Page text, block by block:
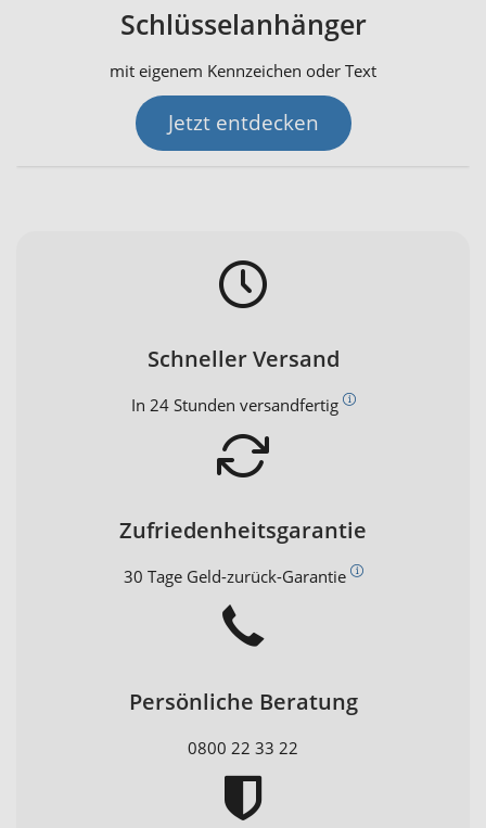
Schlüsselanhänger
mit eigenem Kennzeichen oder Text
Jetzt entdecken
Schneller Versand
In 24 Stunden versandfertig
Zufriedenheitsgarantie
30 Tage Geld-zurück-Garantie
Persönliche Beratung
0800 22 33 22